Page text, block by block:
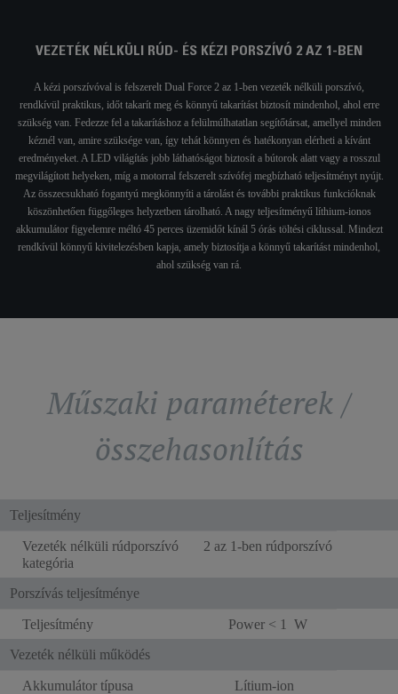
VEZETÉK NÉLKÜLI RÚD- ÉS KÉZI PORSZÍVÓ 2 AZ 1-BEN
A kézi porszívóval is felszerelt Dual Force 2 az 1-ben vezeték nélküli porszívó,
rendkívül praktikus, időt takarít meg és könnyű takarítást biztosít mindenhol, ahol erre
szükség van. Fedezze fel a takarításhoz a felülmúlhatatlan segítőtársat, amellyel minden
kéznél van, amire szüksége van, így tehát könnyen és hatékonyan elérheti a kívánt
eredményeket. A LED világítás jobb láthatóságot biztosít a bútorok alatt vagy a rosszul
megvilágított helyeken, míg a motorral felszerelt szívófej megbízható teljesítményt nyújt.
Az összecsukható fogantyú megkönnyíti a tárolást és további praktikus funkcióknak
köszönhetően függőleges helyzetben tárolható. A nagy teljesítményű líthium-ionos
akkumulátor figyelemre méltó 45 perces üzemidőt kínál 5 órás töltési ciklussal. Mindezt
rendkívül könnyű kivitelezésben kapja, amely biztosítja a könnyű takarítást mindenhol,
ahol szükség van rá.
Műszaki paraméterek /
összehasonlítás
Teljesítmény
Vezeték nélküli rúdporszívó
kategória
2 az 1-ben rúdporszívó
Porszívás teljesítménye
Teljesítmény
Power < 1 W
Vezeték nélküli működés
Akkumulátor típusa
Lítium-ion